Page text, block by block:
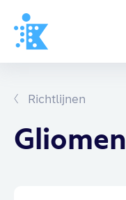
Richtlijnen
Gliomen
Richtlijnen
Over SKION